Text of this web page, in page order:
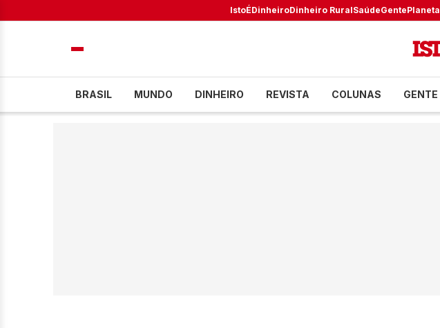
IstoÉDinheiroDinheiro RuralSaúdeGentePlaneta
BRASIL MUNDO DINHEIRO REVISTA COLUNAS GENTE